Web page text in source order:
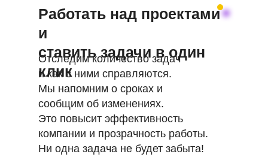
Работать над проектами
и
ставить задачи в один
клик
Отследим количество задач
и как с ними справляются.
Мы напомним о сроках и
сообщим об изменениях.
Это повысит эффективность
компании и прозрачность работы.
Ни одна задача не будет забыта!